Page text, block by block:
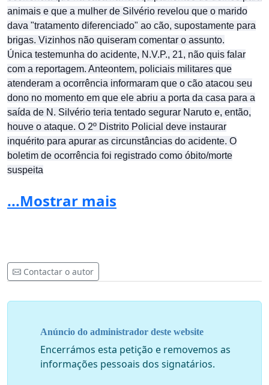
animais e que a mulher de Silvério revelou que o marido
dava "tratamento diferenciado" ao cão, supostamente para
brigas. Vizinhos não quiseram comentar o assunto.
Única testemunha do acidente, N.V.P., 21, não quis falar
com a reportagem. Anteontem, policiais militares que
atenderam a ocorrência informaram que o cão atacou seu
dono no momento em que ele abriu a porta da casa para a
saída de N. Silvério teria tentado segurar Naruto e, então,
houve o ataque. O 2º Distrito Policial deve instaurar
inquérito para apurar as circunstâncias do acidente. O
boletim de ocorrência foi registrado como óbito/morte
suspeita
...Mostrar mais
Contactar o autor
Anúncio do administrador deste website
Encerrámos esta petição e removemos as
informações pessoais dos signatários.